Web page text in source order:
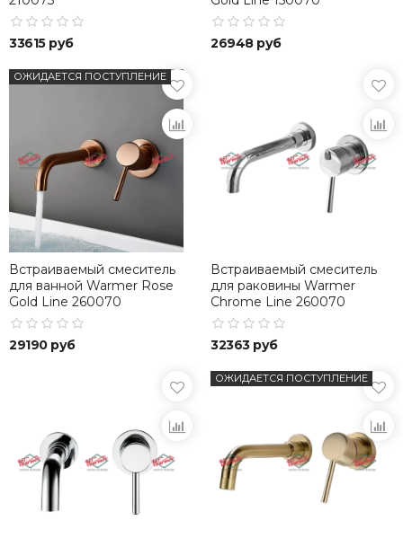
33615 руб 26948 руб
ОЖИДАЕТСЯ ПОСТУПЛЕНИЕ
Встраиваемый смеситель
для ванной Warmer Rose
Gold Line 260070
29190 руб
Встраиваемый смеситель
для раковины Warmer
Chrome Line 260070
32363 руб
ОЖИДАЕТСЯ ПОСТУПЛЕНИЕ